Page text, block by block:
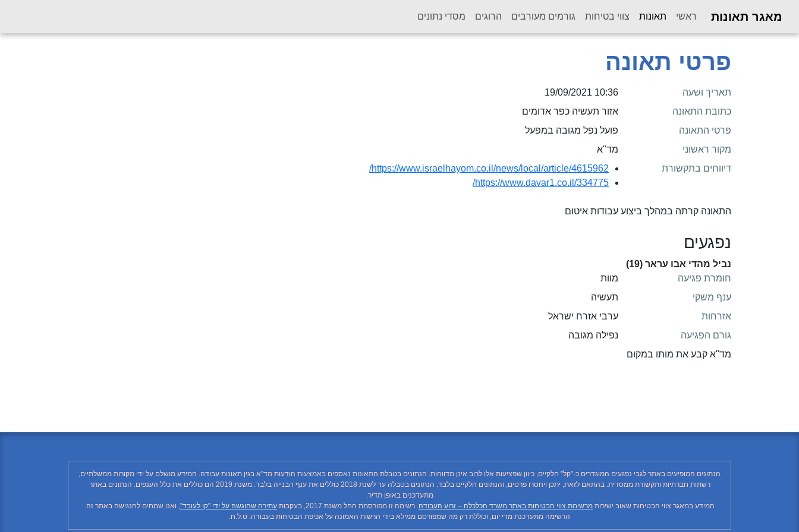
מאגר תאונות ראשי תאונות
(current) צווי בטיחות גורמים מעורבים הרוגים מסדי נתונים
פרטי תאונה
תאריך ושעה
10:36 19/09/2021
כתובת התאונה
אזור תעשיה כפר אדומים
פרטי התאונה
פועל נפל מגובה במפעל
מקור ראשוני
מד"א
דיווחים בתקשורת
https://www.israelhayom.co.il/news/local/article/4615962/
https://www.davar1.co.il/334775/
התאונה קרתה במהלך ביצוע עבודות איטום
נפגעים
נביל מהדי אבו עראר (19)
חומרת פגיעה
מוות
ענף משקי
תעשיה
אזרחות
ערבי אזרח ישראל
גורם הפגיעה
נפילה מגובה
מד"א קבע את מותו במקום
הנתונים המופיעים באתר לגבי נפגעים המוגדרים כ-"קל" חלקיים, כיוון שפציעות אלו לרוב אינן מדווחות. הנתונים בטבלת התאונות נאספים באמצעות הודעות מד"א בגין תאונות עבודה. המידע מושלם על ידי מקורות ממשלתיים,
רשתות חברתיות ותקשורת ממסדית. בהתאם לזאת, יתכן ויחסרו פרטים, והנתונים חלקיים בלבד. הנתונים בטבלה עד לשנת 2018 כוללים את ענף הבנייה בלבד. משנת 2019 הם כוללים את כלל הענפים. הנתונים באתר
מתעדכנים באופן תדיר.
המידע במאגר צווי הבטיחות שאוב ישירות מרשימת צווי הבטיחות באתר משרד הכלכלה – זרוע העבודה. רשימה זו מפורסמת החל משנת 2017, בעקבות עתירה שהוגשה על ידי "קו לעובד", ואנו שמחים להנגישה באתר זה.
הרשימה מתעדכנת מדי יום, וכוללת רק מה שמפורסם ממילא בידי הרשות האמונה על אכיפת הבטיחות בעבודה. ט.ל.ח.